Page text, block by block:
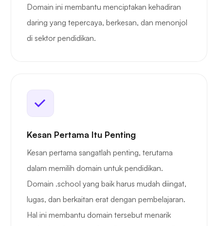
Domain ini membantu menciptakan kehadiran
daring yang tepercaya, berkesan, dan menonjol
di sektor pendidikan.
Kesan Pertama Itu Penting
Kesan pertama sangatlah penting, terutama
dalam memilih domain untuk pendidikan.
Domain .school yang baik harus mudah diingat,
lugas, dan berkaitan erat dengan pembelajaran.
Hal ini membantu domain tersebut menarik